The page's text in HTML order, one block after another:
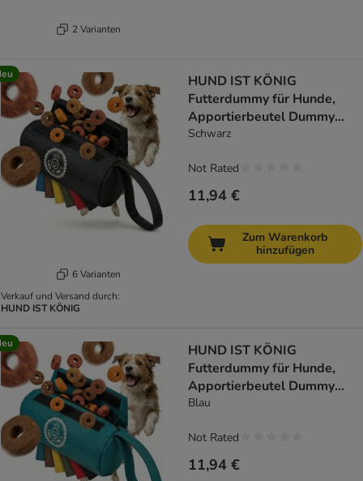
2 Varianten
6 Varianten
Verkauf und Versand durch:
HUND IST KÖNIG
HUND IST KÖNIG
Futterdummy für Hunde,
Apportierbeutel Dummy
Hundetraining
Schwarz
11,94 €
Not Rated
Zum Warenkorb
hinzufügen
HUND IST KÖNIG
Futterdummy für Hunde,
Apportierbeutel Dummy
Hundetraining
Blau
11,94 €
Not Rated